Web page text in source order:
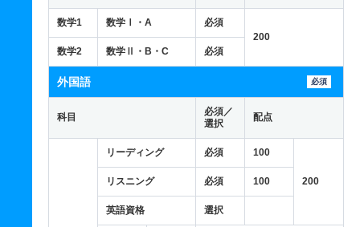
数学1 数学Ⅰ・A
必須
200
数学2
数学Ⅱ・B・C 必須
外国語 必須
科目
必須／
選択
配点
リーディング 必須 100
200
リスニング 必須 100
英語資格 選択